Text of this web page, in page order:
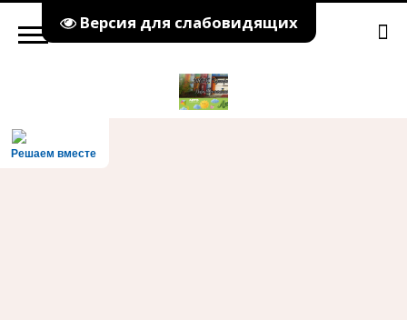
Версия для слабовидящих
Решаем вместе